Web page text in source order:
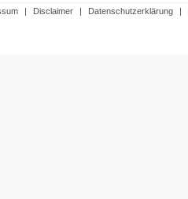
| Disclaimer | Datenschutzerklärung |